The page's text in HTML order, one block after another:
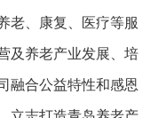
老、康复、医疗等服
及养老产业发展、培
融合公益特性和感恩